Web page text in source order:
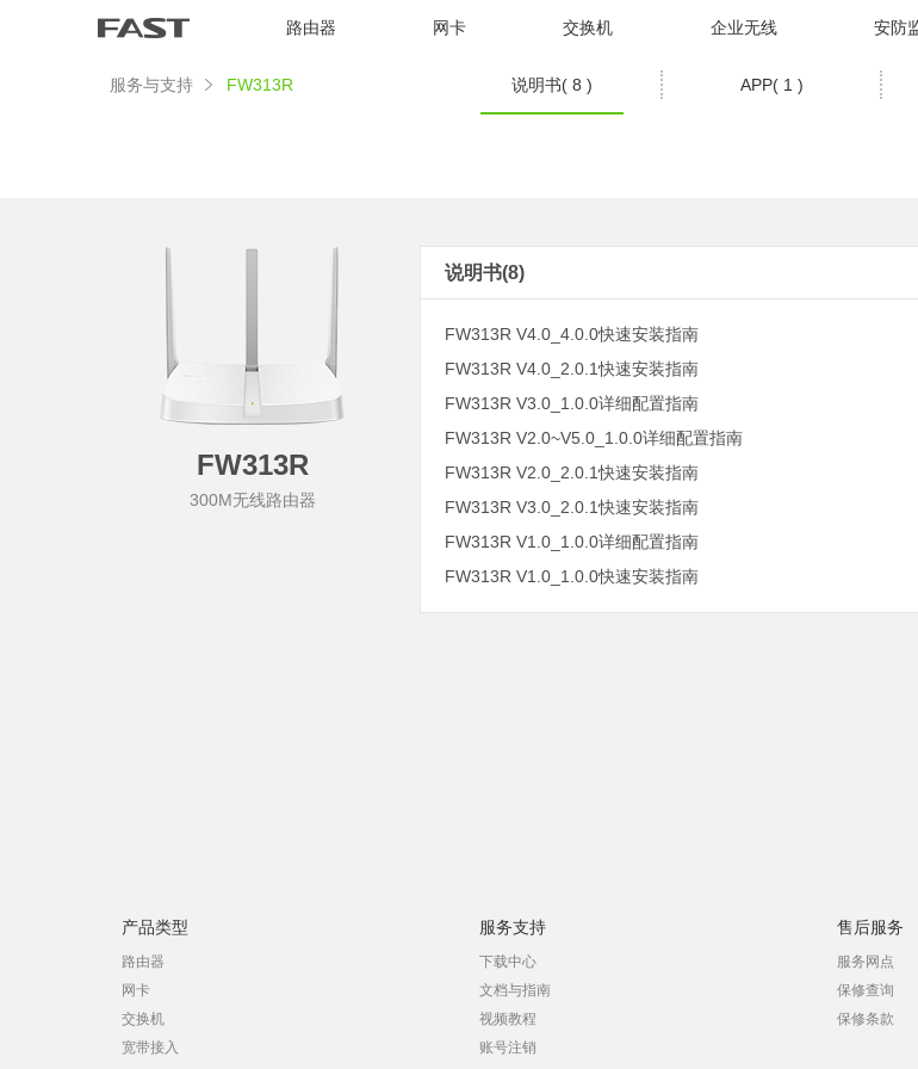
路由器 网卡 交换机 企业无线 安防
服务与支持 FW313R 说明书( 8 ) APP( 1 )
FW313R
300M无线路由器
说明书(8)
FW313R V4.0_4.0.0快速安装指南
FW313R V4.0_2.0.1快速安装指南
FW313R V3.0_1.0.0详细配置指南
FW313R V2.0~V5.0_1.0.0详细配置指南
FW313R V2.0_2.0.1快速安装指南
FW313R V3.0_2.0.1快速安装指南
FW313R V1.0_1.0.0详细配置指南
FW313R V1.0_1.0.0快速安装指南
产品类型
路由器
网卡
交换机
宽带接入
服务支持
下载中心
文档与指南
视频教程
账号注销
售后服务
服务网点
保修查询
保修条款